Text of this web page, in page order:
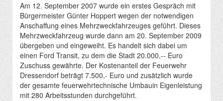
Am 12. September 2007 wurde ein erstes Gespräch mit
Bürgermeister Günter Hoppert wegen der notwendigen
Anschaffung eines Mehrzweckfahrzeuges geführt. Dieses
Mehrzweckfahrzeug wurde dann am 20. September 2009
übergeben und eingeweiht. Es handelt sich dabei um
einen Ford Transit, zu dem die Stadt 20.000,-- Euro
Zuschuss gewährte. Der Kostenanteil der Feuerwehr
Dressendorf beträgt 7.500,- Euro und zusätzlich wurde
der gesamte feuerwehrtechnische Umbauin Eigenleistung
mit 280 Arbeitsstunden durchgeführt.